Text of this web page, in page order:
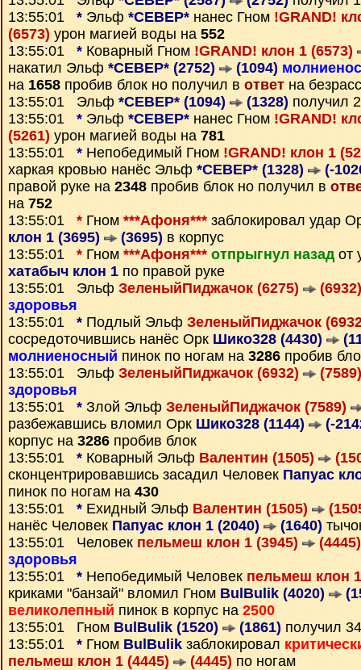
13:55:01 * Эльф *СЕВЕР* нанес Гном !GRAND!
(6573) урон магией воды на 552
13:55:01 * Коварный Гном !GRAND! клон 1 (6573)
накатил Эльф *СЕВЕР* (2752) (1094)
на 1658 пробив блок но получил в ответ на
13:55:01 Эльф *СЕВЕР* (1094) (1328) получил
13:55:01 * Эльф *СЕВЕР* нанес Гном !GRAND!
(5261) урон магией воды на 781
13:55:01 * Непобедимый Гном !GRAND! клон 1
харкая кровью нанёс Эльф *СЕВЕР* (1328)
(-
правой руке на 2348 пробив блок но получил в
на 752
13:55:01 * Гном ***Афоня*** заблокировал удар
клон 1 (3695)
(3695) в корпус
13:55:01 * Гном ***Афоня*** отпрыгнул назадот
хатабыч клон 1 по правой руке
13:55:01 Эльф ЗеленыйПиджачок (6275)
(6932)
здоровья
13:55:01 * Подлый Эльф ЗеленыйПиджачок
сосредоточившись нанёс Орк Шико328 (4430)
молниеносный пинок по ногам на 3286 пробив
13:55:01 Эльф ЗеленыйПиджачок (6932)
(7589)
здоровья
13:55:01 * Злой Эльф ЗеленыйПиджачок (7589)
разбежавшись вломил Орк Шико328 (1144)
(-
корпус на 3286 пробив блок
13:55:01 * Коварный Эльф Валентин (1505)
сконцентрировавшись засадил Человек Папуас
пинок по ногам на 430
13:55:01 * Ехидный Эльф Валентин (1505)
нанёс Человек Папуас клон 1 (2040) (1640)
13:55:01 Человек пельмеш клон 1 (3945)
(4445)
здоровья
13:55:01 * Непобедимый Человек пельмеш клон
криками "банзай" вломил Гном BulBulik (4020)
великолепный пинок в корпус на 2500
13:55:01 Гном BulBulik (1520) (1861) получил
13:55:01 * Гном BulBulik заблокировал
пельмеш клон 1 (4445)
(4445) по ногам